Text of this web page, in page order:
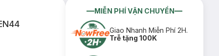
MIỄN PHÍ VẬN CHUYỂN
Giao Nhanh Miễn Phí 2H.
Trễ tặng 100K